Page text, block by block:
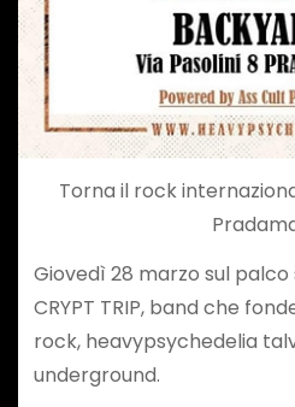
Torna il rock
Giovedì 28 marzo sul palco
CRYPT TRIP, band che
rock, heavypsychedelia
underground.